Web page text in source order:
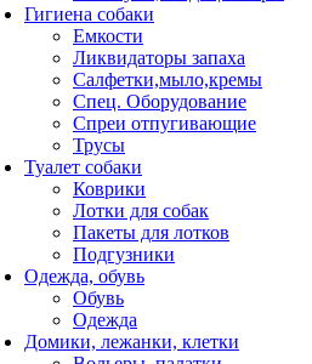
Гигиена собаки
Емкости
Ликвидаторы запаха
Салфетки,мыло,кремы
Спец. Оборудование
Спреи отпугивающие
Трусы
Туалет собаки
Коврики
Лотки для собак
Пакеты для лотков
Подгузники
Одежда, обувь
Обувь
Одежда
Домики, лежанки, клетки